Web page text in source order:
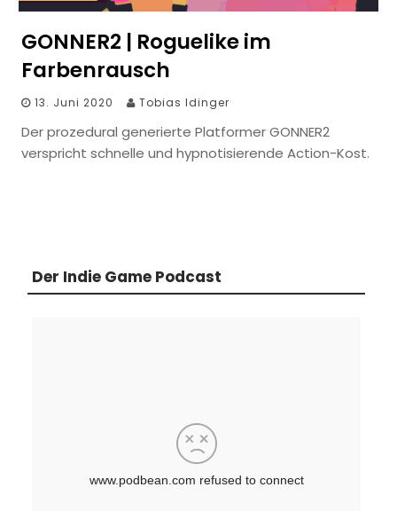
GONNER2 | Roguelike im
Farbenrausch
13. Juni 2020 Tobias Idinger
Der prozedural generierte Platformer GONNER2
verspricht schnelle und hypnotisierende Action-Kost.
Der Indie Game Podcast